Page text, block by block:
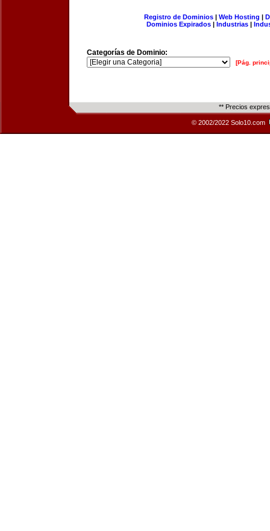
Registro de Dominios| Web Hosting |
Dominios Expirados | Industrias |
Categorías de Dominio:
[Pág.
** Precios
© 2002/2022 Solo10.com